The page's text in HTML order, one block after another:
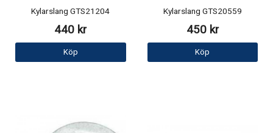
Kylarslang GTS21204
440 kr
Köp
Kylarslang GTS20559
450 kr
Köp